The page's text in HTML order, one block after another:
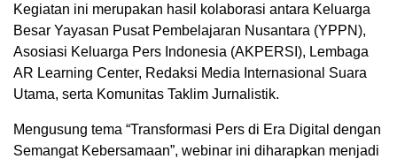
Kegiatan ini merupakan hasil kolaborasi antara Keluarga
Besar Yayasan Pusat Pembelajaran Nusantara (YPPN),
Asosiasi Keluarga Pers Indonesia (AKPERSI), Lembaga
AR Learning Center, Redaksi Media Internasional Suara
Utama, serta Komunitas Taklim Jurnalistik.
Mengusung tema “Transformasi Pers di Era Digital dengan
Semangat Kebersamaan”, webinar ini diharapkan menjadi